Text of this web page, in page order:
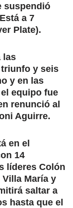
suspendió
a 7
Plate).
las
y seis
y en las
equipo fue
renunció al
Aguirre.
en el
14
líderes Colón
María y
saltar a
hasta que el